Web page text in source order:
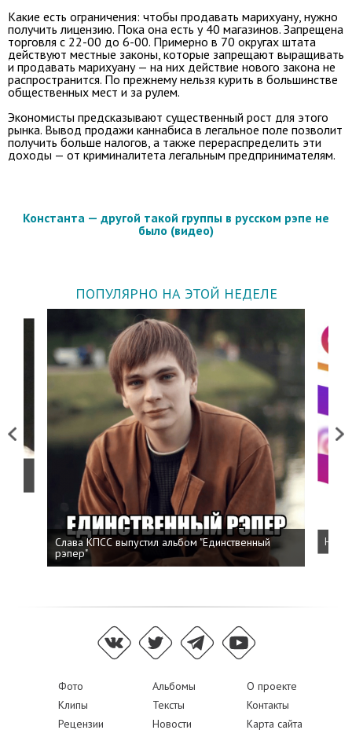
Какие есть ограничения: чтобы продавать марихуану, нужно
получить лицензию. Пока она есть у 40 магазинов. Запрещена
торговля с 22-00 до 6-00. Примерно в 70 округах штата
действуют местные законы, которые запрещают выращивать
и продавать марихуану — на них действие нового закона не
распространится. По прежнему нельзя курить в большинстве
общественных мест и за рулем.
Экономисты предсказывают существенный рост для этого
рынка. Вывод продажи каннабиса в легальное поле позволит
получить больше налогов, а также перераспределить эти
доходы — от криминалитета легальным предпринимателям.
Константа — другой такой группы в русском рэпе не
было (видео)
ПОПУЛЯРНО НА ЭТОЙ НЕДЕЛЕ
Previous
Слава КПСС выпустил альбом "Единственный
рэпер"
Next
Фото Альбомы
О проекте
Клипы
Тексты
Контакты
Рецензии
Новости Карта сайта